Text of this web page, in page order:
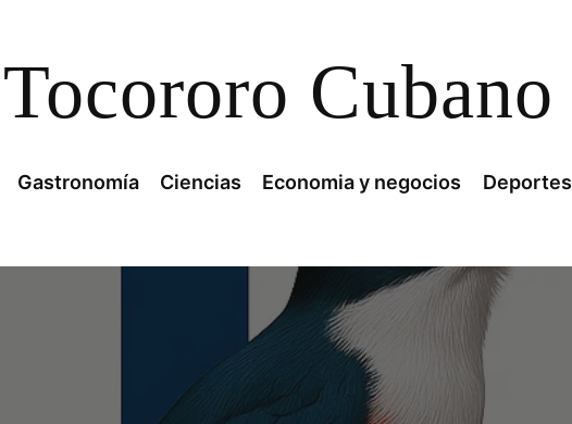
Tocororo Cubano
Gastronomía Ciencias Economia y negocios Deportes